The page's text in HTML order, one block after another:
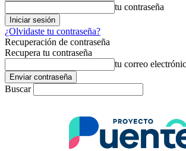
tu contraseña
¿Olvidaste tu contraseña?
Recuperación de contraseña
Recupera tu contraseña
tu correo
Buscar